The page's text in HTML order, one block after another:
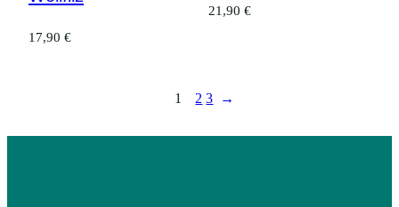
17,90 €
21,90€
1 2 3 →